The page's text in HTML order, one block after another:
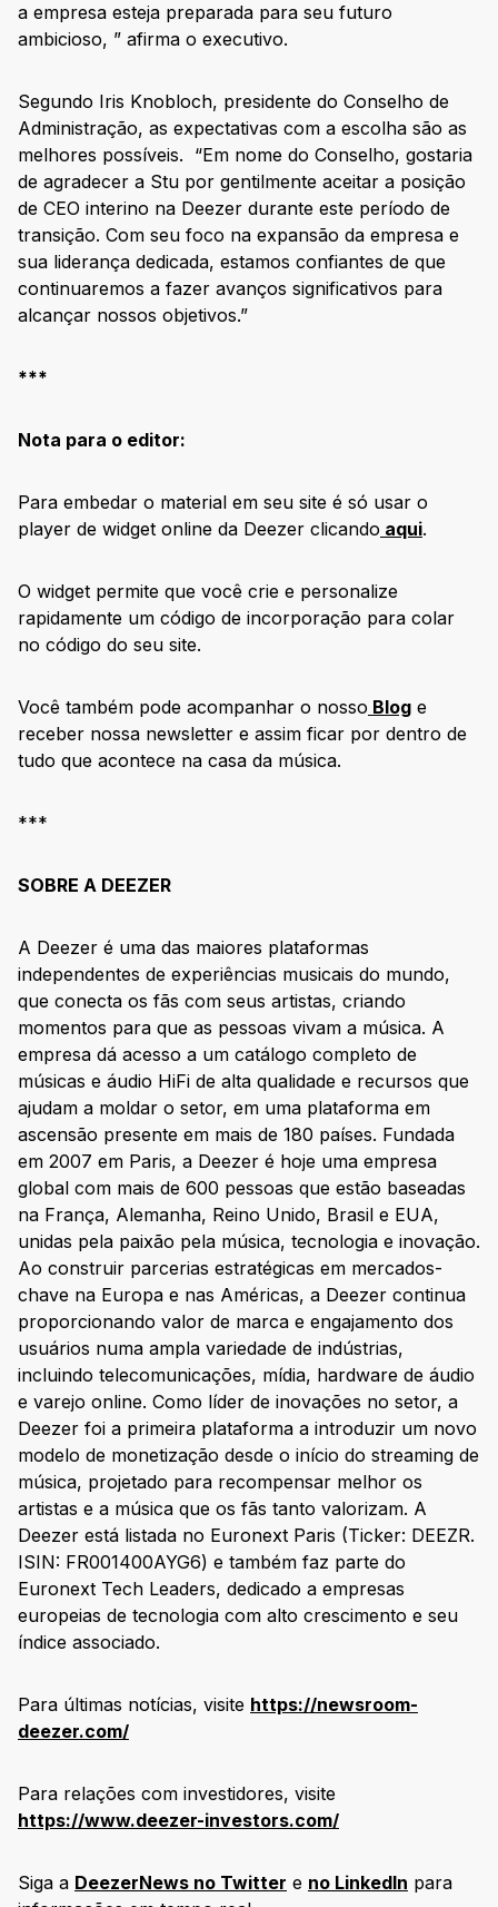
a empresa esteja preparada para seu futuro
ambicioso, ” afirma o executivo.
Segundo Iris Knobloch, presidente do Conselho de
Administração, as expectativas com a escolha são as
melhores possíveis. “Em nome do Conselho, gostaria
de agradecer a Stu por gentilmente aceitar a posição
de CEO interino na Deezer durante este período de
transição. Com seu foco na expansão da empresa e
sua liderança dedicada, estamos confiantes de que
continuaremos a fazer avanços significativos para
alcançar nossos objetivos.”
***
Nota para o editor:
Para embedar o material em seu site é só usar o
player de widget online da Deezer clicando aqui.
O widget permite que você crie e personalize
rapidamente um código de incorporação para colar
no código do seu site.
Você também pode acompanhar o nosso Blog e
receber nossa newsletter e assim ficar por dentro de
tudo que acontece na casa da música.
***
SOBRE A DEEZER
A Deezer é uma das maiores plataformas
independentes de experiências musicais do mundo,
que conecta os fãs com seus artistas, criando
momentos para que as pessoas vivam a música. A
empresa dá acesso a um catálogo completo de
músicas e áudio HiFi de alta qualidade e recursos que
ajudam a moldar o setor, em uma plataforma em
ascensão presente em mais de 180 países. Fundada
em 2007 em Paris, a Deezer é hoje uma empresa
global com mais de 600 pessoas que estão baseadas
na França, Alemanha, Reino Unido, Brasil e EUA,
unidas pela paixão pela música, tecnologia e inovação.
Ao construir parcerias estratégicas em mercados-
chave na Europa e nas Américas, a Deezer continua
proporcionando valor de marca e engajamento dos
usuários numa ampla variedade de indústrias,
incluindo telecomunicações, mídia, hardware de áudio
e varejo online. Como líder de inovações no setor, a
Deezer foi a primeira plataforma a introduzir um novo
modelo de monetização desde o início do streaming de
música, projetado para recompensar melhor os
artistas e a música que os fãs tanto valorizam. A
Deezer está listada no Euronext Paris (Ticker: DEEZR.
ISIN: FR001400AYG6) e também faz parte do
Euronext Tech Leaders, dedicado a empresas
europeias de tecnologia com alto crescimento e seu
índice associado.
Para últimas notícias, visite https://newsroom-
deezer.com/
Para relações com investidores, visite
https://www.deezer-investors.com/
Siga a DeezerNews no Twitter e no LinkedIn para